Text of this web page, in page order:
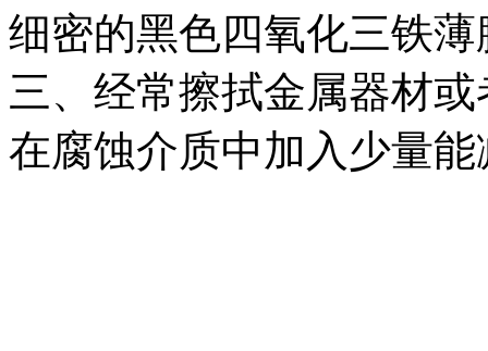
细密的黑色四氧化三铁薄
三、经常擦拭金属器材
在腐蚀介质中加入少量